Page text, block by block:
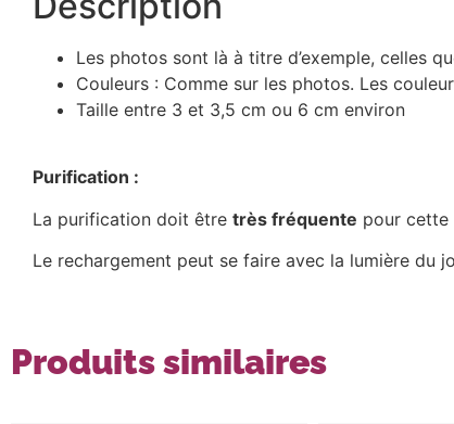
Les photos sont là à titre d’exemple, celles
Couleurs : Comme sur les photos. Les
Taille entre 3 et 3,5 cm ou 6 cm environ
Purification :
La purification doit être très fréquente pour cette
Le rechargement peut se faire avec la lumière du
Produits similaires